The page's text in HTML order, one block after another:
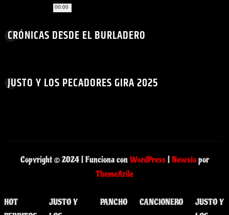
00:00
CRÓNICAS DESDE EL BURLADERO
JUSTO Y LOS PECADORES GIRA 2025
Copyright © 2024 | Funciona conWordPress |Newsiopor
ThemeArile
HOT
JUSTO Y
PANCHO CANCIONERO
JUSTO Y